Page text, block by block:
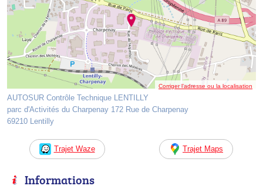
Corriger l’adresse ou la localisation
AUTOSUR Contrôle Technique LENTILLY
parc d'Activités du Charpenay 172 Rue de Charpenay
69210 Lentilly
Trajet Waze Trajet Maps
Informations